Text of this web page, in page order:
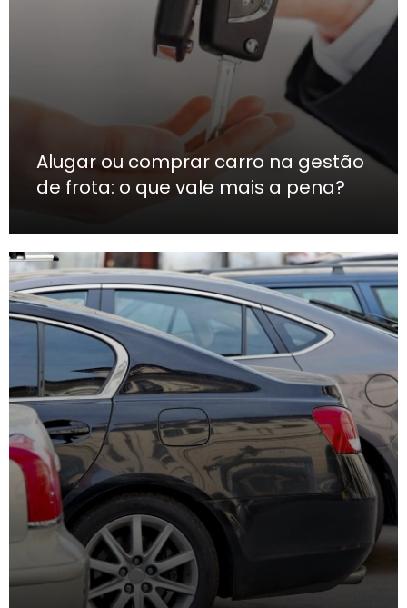
Alugar ou comprar carro na gestão
de frota: o que vale mais a pena?